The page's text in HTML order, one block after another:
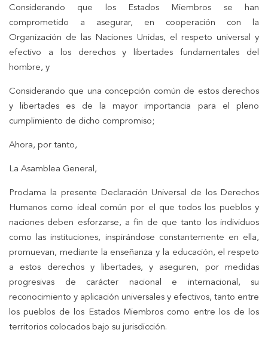
Considerando que los Estados Miembros se han
comprometido a asegurar, en cooperación con la
Organización de las Naciones Unidas, el respeto universal y
efectivo a los derechos y libertades fundamentales del
hombre, y
Considerando que una concepción común de estos derechos
y libertades es de la mayor importancia para el pleno
cumplimiento de dicho compromiso;
Ahora, por tanto,
La Asamblea General,
Proclama la presente Declaración Universal de los Derechos
Humanos como ideal común por el que todos los pueblos y
naciones deben esforzarse, a fin de que tanto los individuos
como las instituciones, inspirándose constantemente en ella,
promuevan, mediante la enseñanza y la educación, el respeto
a estos derechos y libertades, y aseguren, por medidas
progresivas de carácter nacional e internacional, su
reconocimiento y aplicación universales y efectivos, tanto entre
los pueblos de los Estados Miembros como entre los de los
territorios colocados bajo su jurisdicción.